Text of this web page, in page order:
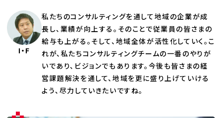
I・F
私たちのコンサルティングを通して地域の企業が成
長し、業績が向上する。そのことで従業員の皆さまの
給与も上がる。そして、地域全体が活性化していく。こ
れが、私たちコンサルティングチームの一番のやりが
いであり、ビジョンでもあります。今後も皆さまの経
営課題解決を通して、地域を更に盛り上げていける
よう、尽力していきたいですね。